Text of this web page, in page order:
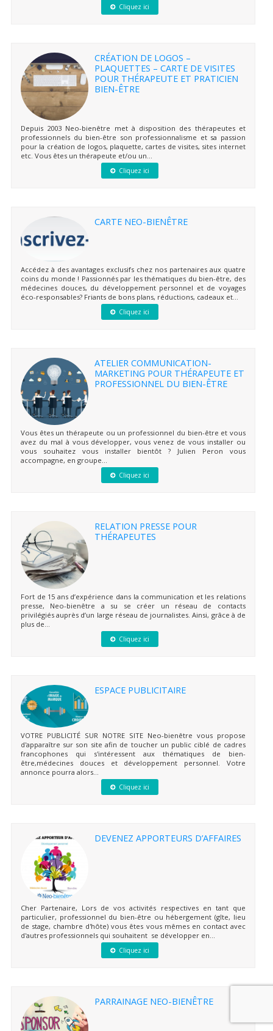
Cliquez ici
CRÉATION DE LOGOS –
PLAQUETTES – CARTE DE VISITES
POUR THÉRAPEUTE ET PRATICIEN
BIEN-ÊTRE
Depuis 2003 Neo-bienêtre met à disposition des thérapeutes et
professionnels du bien-être son professionnalisme et sa passion
pour la création de logos, plaquette, cartes de visites, sites internet
etc. Vous êtes un thérapeute et/ou un...
Cliquez ici
CARTE NEO-BIENÊTRE
Accédez à des avantages exclusifs chez nos partenaires aux quatre
coins du monde ! Passionnés par les thématiques du bien-être, des
médecines douces, du développement personnel et de voyages
éco-responsables? Friants de bons plans, réductions, cadeaux et...
Cliquez ici
ATELIER COMMUNICATION-
MARKETING POUR THÉRAPEUTE ET
PROFESSIONNEL DU BIEN-ÊTRE
Vous êtes un thérapeute ou un professionnel du bien-être et vous
avez du mal à vous développer, vous venez de vous installer ou
vous souhaitez vous installer bientôt ? Julien Peron vous
accompagne, en groupe...
Cliquez ici
RELATION PRESSE POUR
THÉRAPEUTES
Fort de 15 ans d’expérience dans la communication et les relations
presse, Neo-bienêtre a su se créer un réseau de contacts
privilégiés auprès d’un large réseau de journalistes. Ainsi, grâce à de
plus de...
Cliquez ici
ESPACE PUBLICITAIRE
VOTRE PUBLICITÉ SUR NOTRE SITE Neo-bienêtre vous propose
d'apparaître sur son site afin de toucher un public ciblé de cadres
francophones qui s'intéressent aux thématiques de bien-
être,médecines douces et développement personnel. Votre
annonce pourra alors...
Cliquez ici
DEVENEZ APPORTEURS D’AFFAIRES
Cher Partenaire, Lors de vos activités respectives en tant que
particulier, professionnel du bien-être ou hébergement (gîte, lieu
de stage, chambre d'hôte) vous êtes vous mêmes en contact avec
d'autres professionnels qui souhaitent se développer en...
Cliquez ici
PARRAINAGE NEO-BIENÊTRE